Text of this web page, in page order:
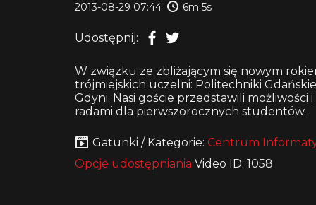
2013-08-29 07:44 6m 5s
Udostępnij:
W związku ze zbliżającym się nowym
trójmiejskich uczelni: Politechniki
Gdyni. Nasi goście przedstawili
radami dla pierwszorocznych studentów.
Gatunki / Kategorie: Centrum
Opcje udostępniania Video ID: 1058